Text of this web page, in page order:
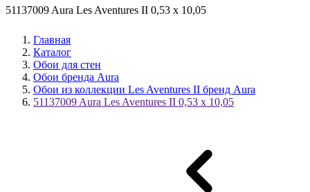
51137009 Aura Les Aventures II 0,53 х 10,05
Главная
Каталог
Обои для стен
Обои бренда Aura
Обои из коллекции Les Aventures II бренд Aura
51137009 Aura Les Aventures II 0,53 х 10,05